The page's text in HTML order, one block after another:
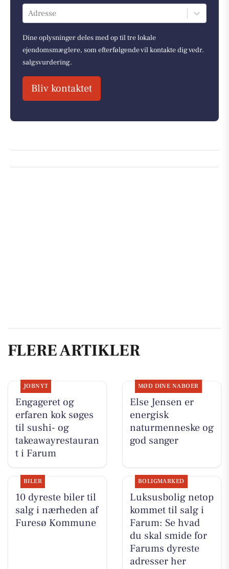
Adresse
Dine oplysninger deles med op til tre lokale
ejendomsmæglere, som efterfølgende vil kontakte dig vedr.
salgsvurdering.
Bliv kontaktet
FLERE ARTIKLER
JOBNYT
Engageret og
erfaren kok søges
til sushi- og
takeawayrestauran
t i Farum
MØD DINE NABOER
Else Jensen er
energisk
naturmenneske og
god sanger
BILER
10 dyreste biler til
salg i nærheden af
Furesø Kommune
BOLIGMARKED
Luksusbolig netop
kommet til salg i
Farum: Se hvad
du skal smide for
Farums dyreste
adresser her